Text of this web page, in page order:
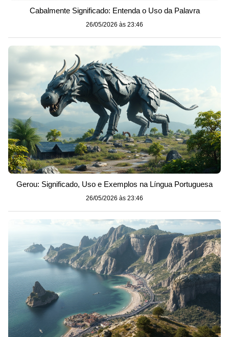
Cabalmente Significado: Entenda o Uso da Palavra
26/05/2026 às 23:46
Gerou: Significado, Uso e Exemplos na Língua Portuguesa
26/05/2026 às 23:46